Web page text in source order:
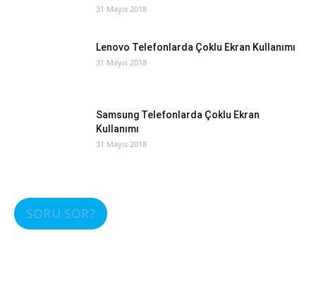
31 Mayıs 2018
Lenovo Telefonlarda Çoklu Ekran Kullanımı
31 Mayıs 2018
Samsung Telefonlarda Çoklu Ekran
Kullanımı
31 Mayıs 2018
SORU SOR?